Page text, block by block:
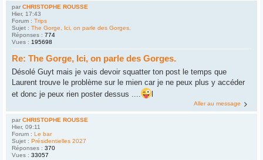
par CHRISTOPHE ROUSSE
Hier, 17:43
Forum : Trips
Sujet : The Gorge, Ici, on parle des Gorges.
Réponses : 774
Vues : 195698
Re: The Gorge, Ici, on parle des Gorges.
Désolé Guyt mais je vais devoir squatter ton post le temps que
Laurent trouve le problème sur le mien car je ne peux plus y accéder
et donc je peux rien poster dessus ....
l
Aller au message
par CHRISTOPHE ROUSSE
Hier, 09:11
Forum : Le bar
Sujet : Présidentielles 2027
Réponses : 370
Vues : 33057